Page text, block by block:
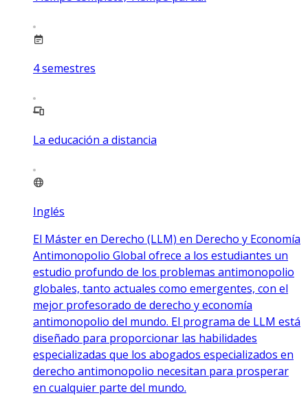
4semestres
La educación a distancia
Inglés
El Máster en Derecho (LLM) en Derecho y Economía
Antimonopolio Global ofrece a los estudiantes un
estudio profundo de los problemas antimonopolio
globales, tanto actuales como emergentes, con el
mejor profesorado de derecho y economía
antimonopolio del mundo. El programa de LLM está
diseñado para proporcionar las habilidades
especializadas que los abogados especializados en
derecho antimonopolio necesitan para prosperar
en cualquier parte del mundo.